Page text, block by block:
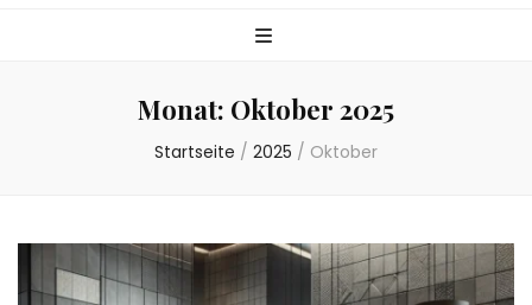
Monat: Oktober 2025
Startseite / 2025 / Oktober